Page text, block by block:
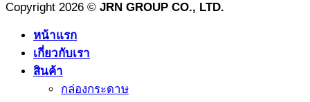
Copyright 2026 © JRN GROUP CO., LTD.
หน้าแรก
เกี่ยวกับเรา
สินค้า
กล่องกระดาษ